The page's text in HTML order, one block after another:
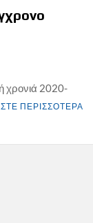
χρονιά 2020-
ΠΕΡΙΣΣΟΤΕΡΑ